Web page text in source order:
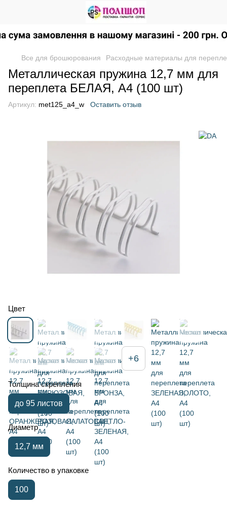
Все для брошюрования Расходные материалы для
Металлическая пружина 12,7 мм для
переплета БЕЛАЯ, А4 (100 шт)
Артикул: met125_a4_w Оставить отзыв
Цвет
+6
Толщина скрепления
до 95 листов
Диаметр
12,7 мм
Количество в упаковке
100